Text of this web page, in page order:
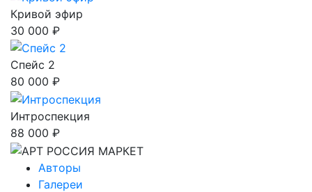
Кривой эфир
30 000 ₽
Спейс 2
80 000 ₽
Интроспекция
88 000 ₽
Авторы
Галереи